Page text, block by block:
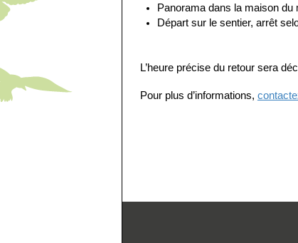
Panorama dans la maison
Départ sur le sentier, arrêt
L’heure précise du retour sera
Pour plus d’informations,